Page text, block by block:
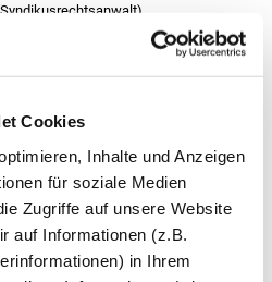
Cookies
Inhalte und Anzeigen
für soziale Medien
Zugriffe auf unsere Website
auf Informationen (z.B.
in Ihrem
und Sozialpolitik